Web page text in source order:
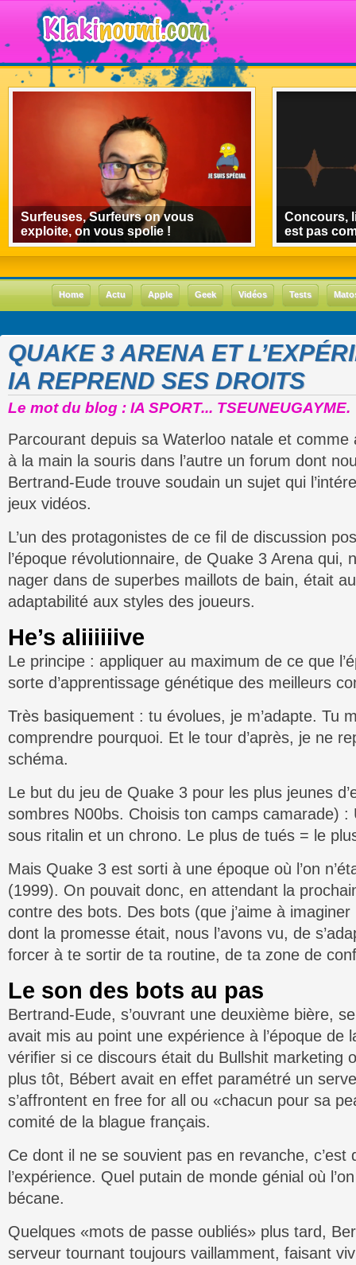
Surfeuses, Surfeurs on vous
exploite, on vous spolie !
Concours,
est pas
Home Actu Apple Geek Vidéos Tests
QUAKE 3 ARENA ET
IA REPREND SES DROITS
Le mot du blog : IA SPORT... TSEUNEUGAYME.
Parcourant depuis sa Waterloo natale et
à la main la souris dans l’autre un forum dont
Bertrand-Eude trouve soudain un sujet qui
jeux vidéos.
L’un des protagonistes de ce fil de discussion
l’époque révolutionnaire, de Quake 3 Arena qui,
nager dans de superbes maillots de bain, était
adaptabilité aux styles des joueurs.
He’s aliiiiiive
Le principe : appliquer au maximum de ce que
sorte d’apprentissage génétique des meilleurs
Très basiquement : tu évolues, je m’adapte. Tu
comprendre pourquoi. Et le tour d’après, je ne
schéma.
Le but du jeu de Quake 3 pour les plus jeunes
sombres N00bs. Choisis ton camps camarade) :
sous ritalin et un chrono. Le plus de tués = le
Mais Quake 3 est sorti à une époque où l’on
(1999). On pouvait donc, en attendant la
contre des bots. Des bots (que j’aime à
dont la promesse était, nous l’avons vu, de
forcer à te sortir de ta routine, de ta zone de
Le son des bots au pas
Bertrand-Eude, s’ouvrant une deuxième bière,
avait mis au point une expérience à l’époque de
vérifier si ce discours était du Bullshit marketing
plus tôt, Bébert avait en effet paramétré un
s’affrontent en free for all ou «chacun pour sa
comité de la blague français.
Ce dont il ne se souvient pas en revanche, c’est
l’expérience. Quel putain de monde génial où
bécane.
Quelques «mots de passe oubliés» plus tard,
serveur tournant toujours vaillamment, faisant